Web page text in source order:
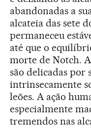
abandonadas a
alcateia das sete
permaneceu
até que o
morte de Notch.
são delicadas por
intrinsecamente
leões. A ação
especialmente
tremendos nas